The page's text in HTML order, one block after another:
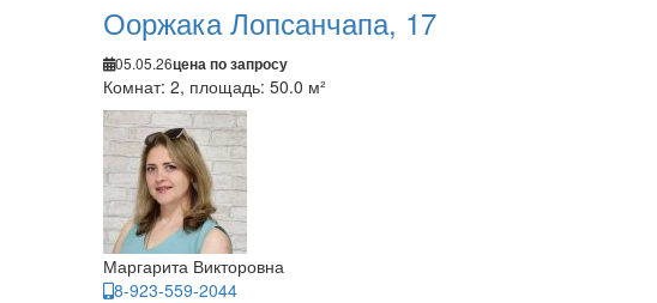
Ооржака Лопсанчапа, 17
05.05.26цена по запросу
Комнат: 2, площадь: 50.0 м²
Маргарита Викторовна
8-923-559-2044